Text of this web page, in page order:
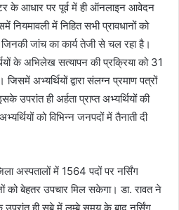
के आधार पर पूर्व में ही ऑनलाइन आवेदन
में निहित सभी प्रावधानों को
जिनकी जांच का कार्य तेजी से चल रहा है।
के अभिलेख सत्यापन की प्रक्रिया को 31
अभ्यर्थियों द्वारा संलग्न प्रमाण पत्रों
उपरांत ही अर्हता प्राप्त अभ्यर्थियों की
को विभिन्न जनपदों में तैनाती दी
अस्पतालों में 1564 पदों पर नर्सिंग
को बेहतर उपचार मिल सकेगा। डा. रावत ने